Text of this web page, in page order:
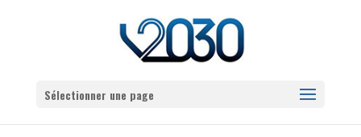
Sélectionner une page